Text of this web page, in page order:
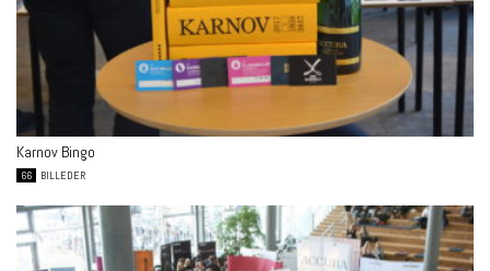
Karnov Bingo
66 BILLEDER